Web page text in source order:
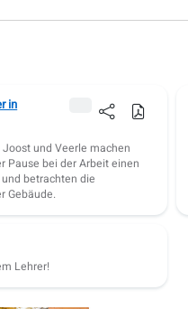
in
und Veerle machen
Pause bei der Arbeit einen
betrachten die
Gebäude.
Lehrer!